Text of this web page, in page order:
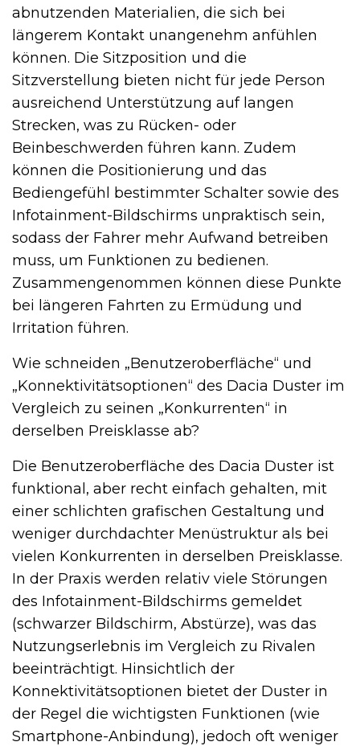
abnutzenden Materialien, die sich bei
längerem Kontakt unangenehm anfühlen
können. Die Sitzposition und die
Sitzverstellung bieten nicht für jede Person
ausreichend Unterstützung auf langen
Strecken, was zu Rücken- oder
Beinbeschwerden führen kann. Zudem
können die Positionierung und das
Bediengefühl bestimmter Schalter sowie des
Infotainment-Bildschirms unpraktisch sein,
sodass der Fahrer mehr Aufwand betreiben
muss, um Funktionen zu bedienen.
Zusammengenommen können diese Punkte
bei längeren Fahrten zu Ermüdung und
Irritation führen.
Wie schneiden „Benutzeroberfläche“ und
„Konnektivitätsoptionen“ des Dacia Duster im
Vergleich zu seinen „Konkurrenten“ in
derselben Preisklasse ab?
Die Benutzeroberfläche des Dacia Duster ist
funktional, aber recht einfach gehalten, mit
einer schlichten grafischen Gestaltung und
weniger durchdachter Menüstruktur als bei
vielen Konkurrenten in derselben Preisklasse.
In der Praxis werden relativ viele Störungen
des Infotainment-Bildschirms gemeldet
(schwarzer Bildschirm, Abstürze), was das
Nutzungserlebnis im Vergleich zu Rivalen
beeinträchtigt. Hinsichtlich der
Konnektivitätsoptionen bietet der Duster in
der Regel die wichtigsten Funktionen (wie
Smartphone-Anbindung), jedoch oft weniger